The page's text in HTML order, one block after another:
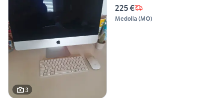
3
225 €
Medolla (MO)